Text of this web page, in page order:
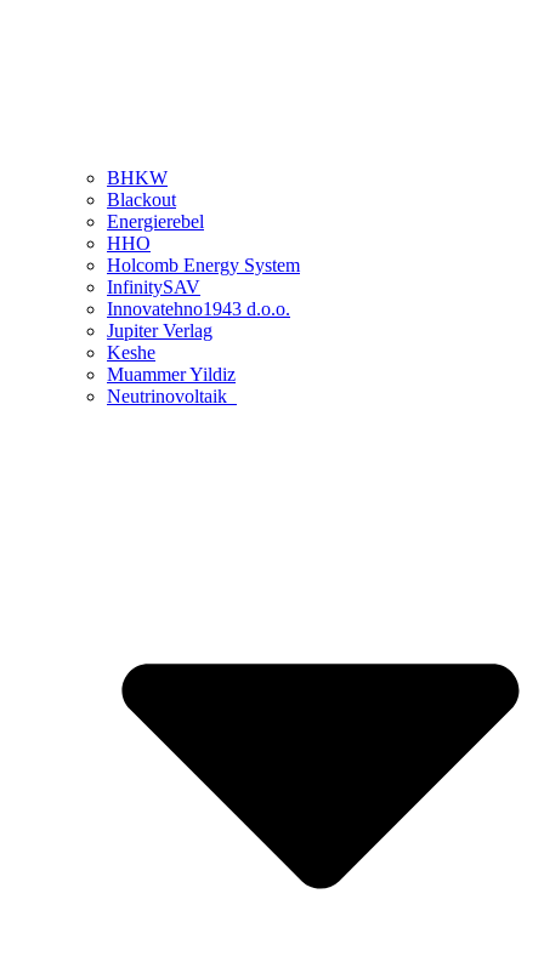
BHKW
Blackout
Energierebel
HHO
Holcomb Energy System
InfinitySAV
Innovatehno1943 d.o.o.
Jupiter Verlag
Keshe
Muammer Yildiz
Neutrinovoltaik